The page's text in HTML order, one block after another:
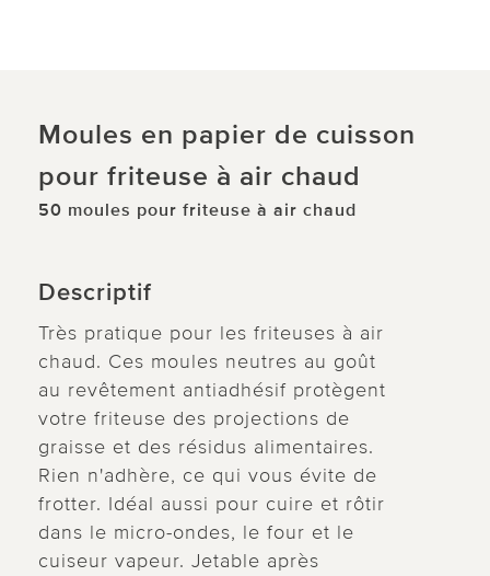
Moules en papier de cuisson
pour friteuse à air chaud
50 moules pour friteuse à air chaud
Descriptif
Très pratique pour les friteuses à air
chaud. Ces moules neutres au goût
au revêtement antiadhésif protègent
votre friteuse des projections de
graisse et des résidus alimentaires.
Rien n'adhère, ce qui vous évite de
frotter. Idéal aussi pour cuire et rôtir
dans le micro-ondes, le four et le
cuiseur vapeur. Jetable après